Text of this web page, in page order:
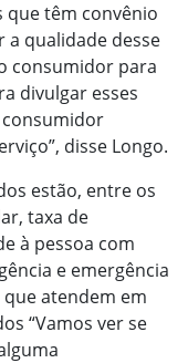
têm convênio
a qualidade desse
consumidor para
divulgar esses
disse Longo.
estão, entre os
taxa de
à pessoa com
e emergência
atendem em
“Vamos ver se